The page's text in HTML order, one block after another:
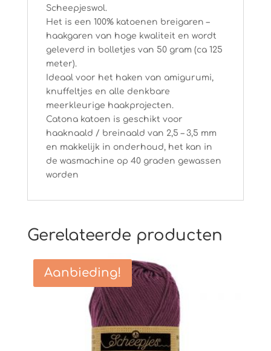
Scheepjeswol.
Het is een 100% katoenen breigaren –
haakgaren van hoge kwaliteit en wordt
geleverd in bolletjes van 50 gram (ca 125
meter).
Ideaal voor het haken van amigurumi,
knuffeltjes en alle denkbare
meerkleurige haakprojecten.
Catona katoen is geschikt voor
haaknaald / breinaald van 2,5 – 3,5 mm
en makkelijk in onderhoud, het kan in
de wasmachine op 40 graden gewassen
worden
Gerelateerde producten
Aanbieding!